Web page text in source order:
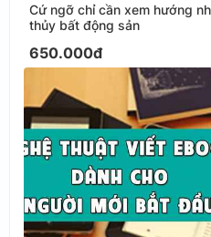
Cứ ngỡ chỉ cần xem hướng
thủy bất động sản
650.000đ